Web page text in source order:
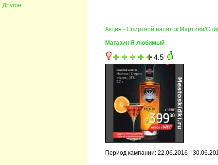
Другое
Акция - Спиртной напиток Мартини/
Магазин Я любимый
4.5
Период кампании: 22.06.2016 -